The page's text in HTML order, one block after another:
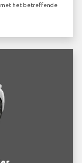
met het betreffende